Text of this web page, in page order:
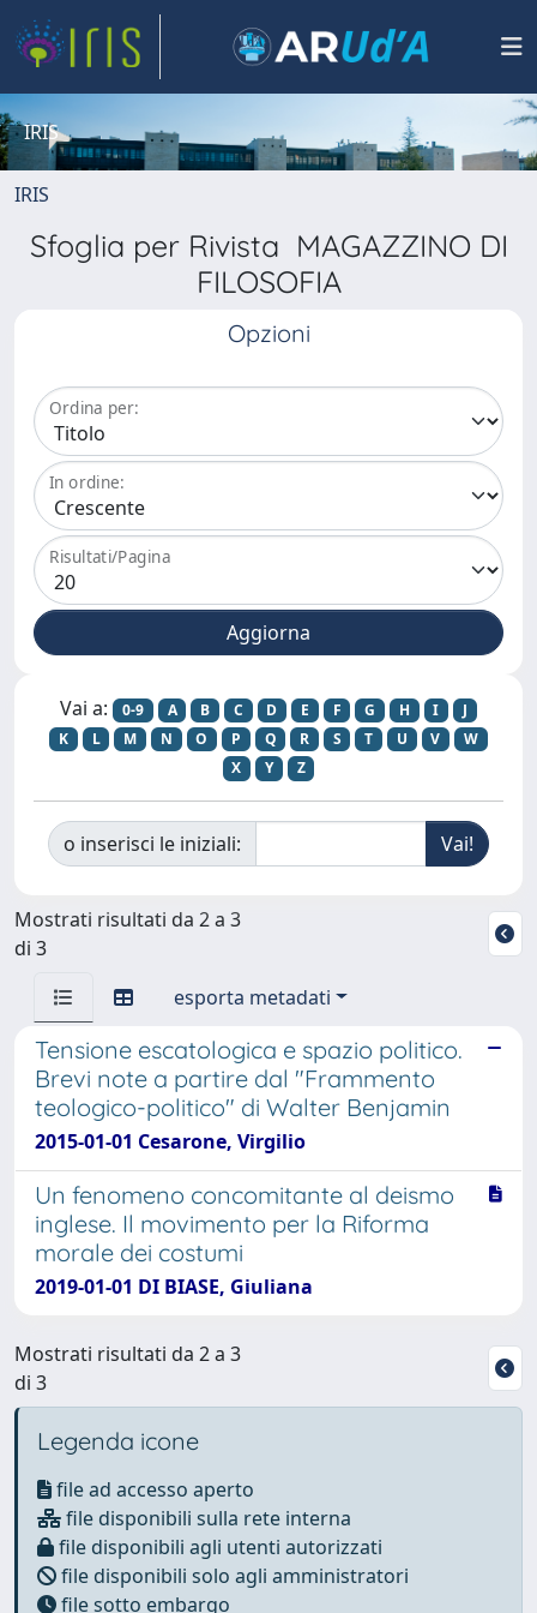
IRIS
IRIS
Sfoglia per Rivista MAGAZZINO DI
FILOSOFIA
Opzioni
Ordina per:
In ordine:
Risultati/Pagina
Vai a: 0-9 A B C D E F G H I
J
K
L M N O P Q R S T U V
W
X
Y Z
o inserisci le iniziali:
Mostrati risultati da 2 a 3
di 3
esporta metadati
Tensione escatologica e spazio politico.
Brevi note a partire dal "Frammento
teologico-politico" di Walter Benjamin
2015-01-01 Cesarone, Virgilio
Un fenomeno concomitante al deismo
inglese. Il movimento per la Riforma
morale dei costumi
2019-01-01 DI BIASE, Giuliana
Mostrati risultati da 2 a 3
di 3
Legenda icone
file ad accesso aperto
file disponibili sulla rete interna
file disponibili agli utenti autorizzati
file disponibili solo agli amministratori
file sotto embargo